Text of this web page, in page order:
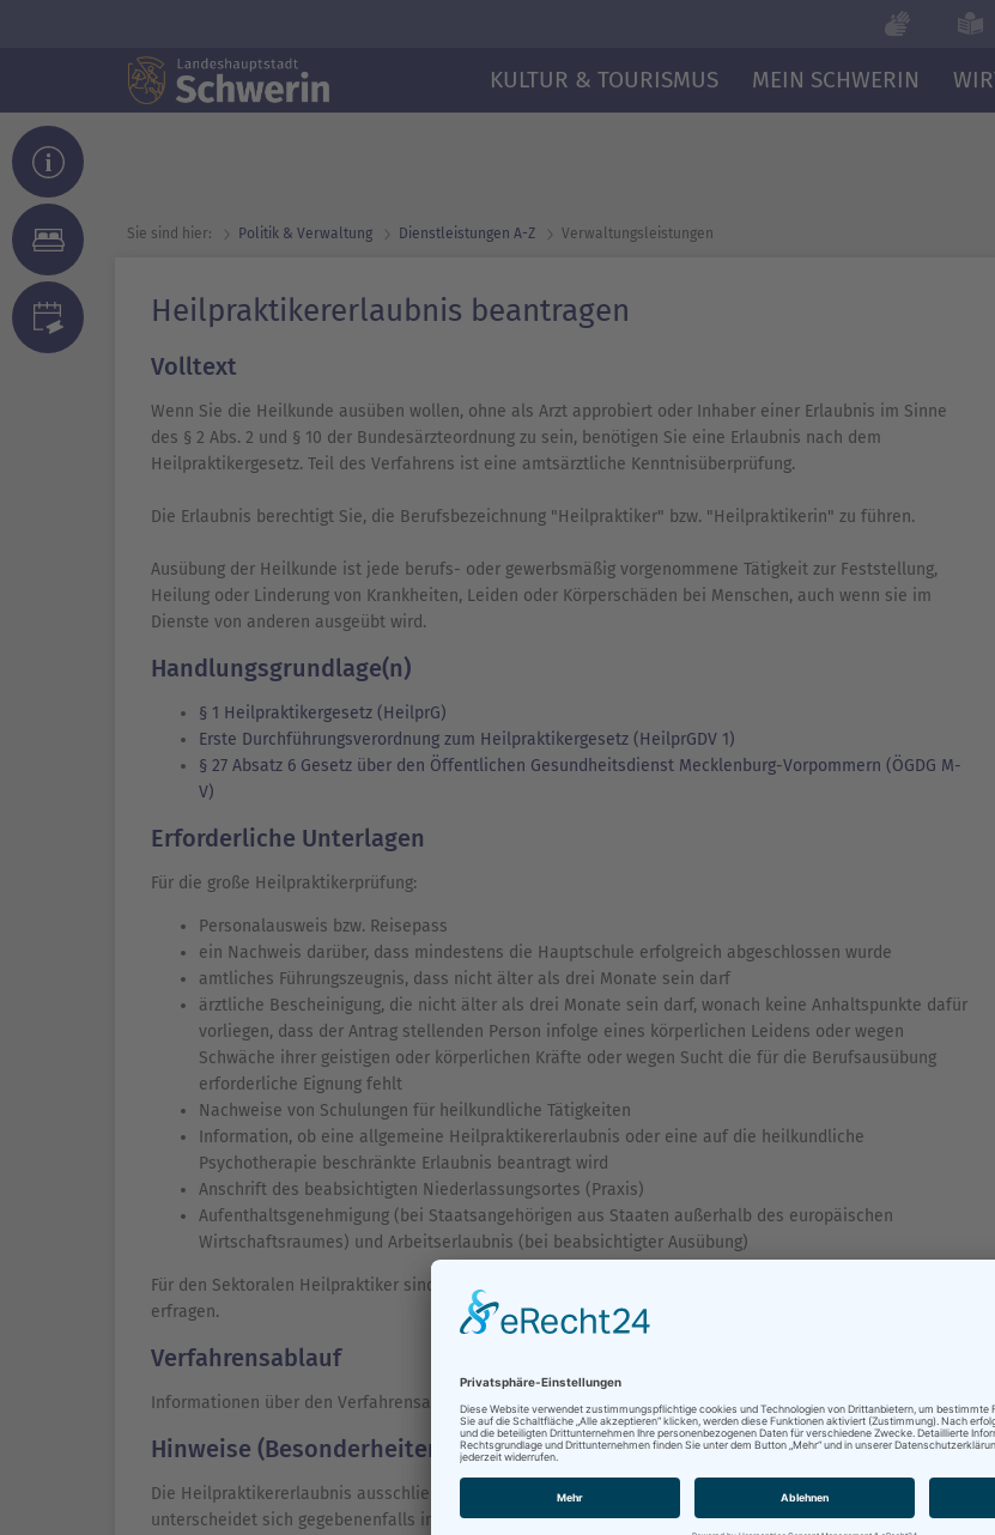
KULTUR & TOURISMUS MEIN SCHWERIN
Sie sind hier: Politik & Verwaltung Dienst­leistungen A-Z Verwaltungsleistungen
Heilpraktikererlaubnis beantragen
Volltext
Wenn Sie die Heilkunde ausüben wollen, ohne als Arzt approbiert oder Inhaber einer Erlaubnis im Sinne
des § 2 Abs. 2 und § 10 der Bundesärzteordnung zu sein, benötigen Sie eine Erlaubnis nach dem
Heilpraktikergesetz. Teil des Verfahrens ist eine amtsärztliche Kenntnisüberprüfung.
Die Erlaubnis berechtigt Sie, die Berufsbezeichnung "Heilpraktiker" bzw. "Heilpraktikerin" zu führen.
Ausübung der Heilkunde ist jede berufs- oder gewerbsmäßig vorgenommene Tätigkeit zur Feststellung,
Heilung oder Linderung von Krankheiten, Leiden oder Körperschäden bei Menschen, auch wenn sie im
Dienste von anderen ausgeübt wird.
Handlungsgrundlage(n)
§ 1 Heilpraktikergesetz (HeilprG)
Erste Durchführungsverordnung zum Heilpraktikergesetz (HeilprGDV 1)
§ 27 Absatz 6 Gesetz über den Öffentlichen Gesundheitsdienst Mecklenburg-Vorpommern (ÖGDG M-
V)
Erforderliche Unterlagen
Für die große Heilpraktikerprüfung:
Personalausweis bzw. Reisepass
ein Nachweis darüber, dass mindestens die Hauptschule erfolgreich abgeschlossen wurde
amtliches Führungszeugnis, dass nicht älter als drei Monate sein darf
ärztliche Bescheinigung, die nicht älter als drei Monate sein darf, wonach keine Anhaltspunkte dafür
vorliegen, dass der Antrag stellenden Person infolge eines körperlichen Leidens oder wegen
Schwäche ihrer geistigen oder körperlichen Kräfte oder wegen Sucht die für die Berufsausübung
erforderliche Eignung fehlt
Nachweise von Schulungen für heilkundliche Tätigkeiten
Information, ob eine allgemeine Heilpraktikererlaubnis oder eine auf die heilkundliche
Psychotherapie beschränkte Erlaubnis beantragt wird
Anschrift des beabsichtigten Niederlassungsortes (Praxis)
Aufenthaltsgenehmigung (bei Staatsangehörigen aus Staaten außerhalb des europäischen
Wirtschaftsraumes) und Arbeitserlaubnis (bei beabsichtigter Ausübung)
Für den Sektoralen Heilpraktiker sind die erforderlichen Unterlagen im zuständigen Gesundheitsamt zu
erfragen.
Verfahrensablauf
Informationen über den Verfahrensablauf erhalten Sie beim zuständigen Gesundheitsamt.
Hinweise (Besonderheiten)
Die Heilpraktikererlaubnis ausschließlich auf dem Gebiet der Psychotherapie ("kleiner Heilpraktiker")
unterscheidet sich gegebenenfalls im Umfang der Kenntnisüberprüfung. Weist der Antragsteller nach, dass